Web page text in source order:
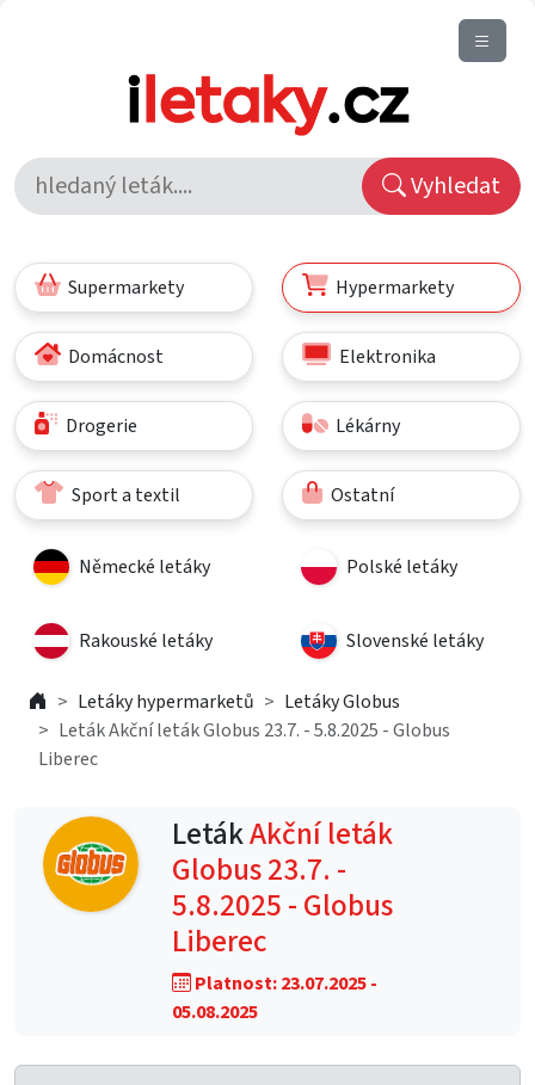
Vyhledat
Supermarkety Hypermarkety
Domácnost Elektronika
Drogerie Lékárny
Sport a textil Ostatní
Německé letáky Polské letáky
Rakouské letáky Slovenské letáky
Letáky hypermarketů
Letáky Globus
Leták Akční leták Globus 23.7. - 5.8.2025 - Globus
Liberec
LetákAkční leták
Globus 23.7. -
5.8.2025 - Globus
Liberec
Platnost: 23.07.2025 -
05.08.2025